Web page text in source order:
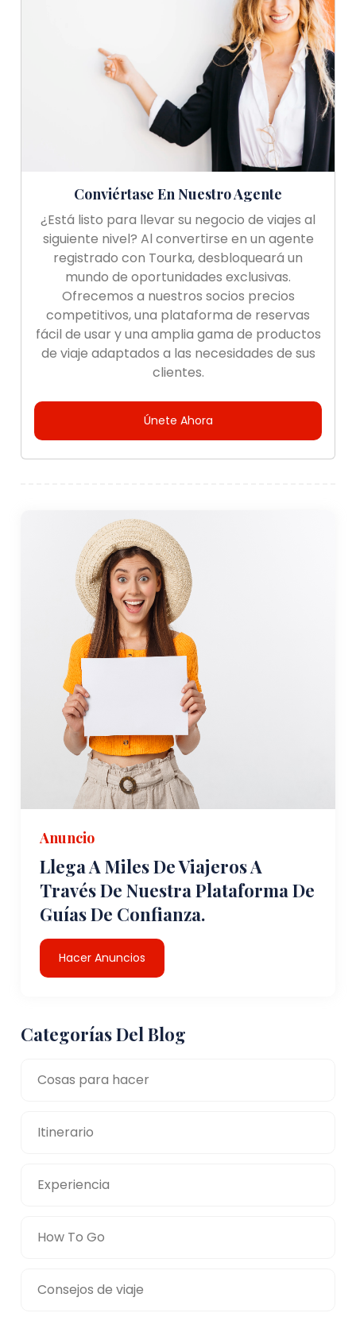
Conviértase En Nuestro Agente
¿Está listo para llevar su negocio de viajes al
siguiente nivel? Al convertirse en un agente
registrado con Tourka, desbloqueará un
mundo de oportunidades exclusivas.
Ofrecemos a nuestros socios precios
competitivos, una plataforma de reservas
fácil de usar y una amplia gama de productos
de viaje adaptados a las necesidades de sus
clientes.
Únete Ahora
Anuncio
Llega A Miles De Viajeros A
Través De Nuestra Plataforma De
Guías De Confianza.
Hacer Anuncios
Categorías Del Blog
Cosas para hacer
Itinerario
Experiencia
How To Go
Consejos de viaje